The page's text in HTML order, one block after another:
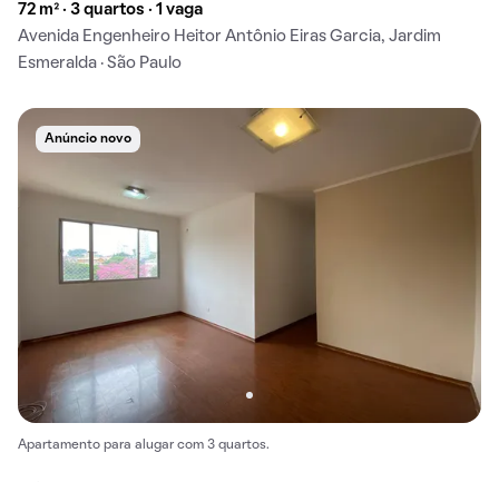
72 m² · 3 quartos · 1 vaga
Avenida Engenheiro Heitor Antônio Eiras Garcia, Jardim
Esmeralda · São Paulo
Anúncio novo
Apartamento para alugar com 3 quartos.